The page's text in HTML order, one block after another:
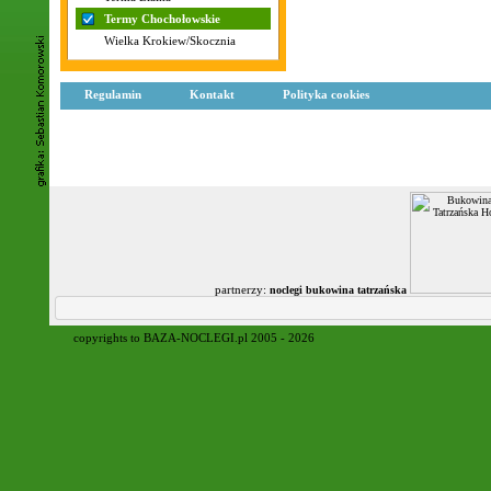
Termy Chochołowskie
Wielka Krokiew/Skocznia
Regulamin Kontakt Polityka cookies
copyrights to BAZA-NOCLEGI.pl 2005 - 2026
partnerzy: noclegi bukowina tatrzańska